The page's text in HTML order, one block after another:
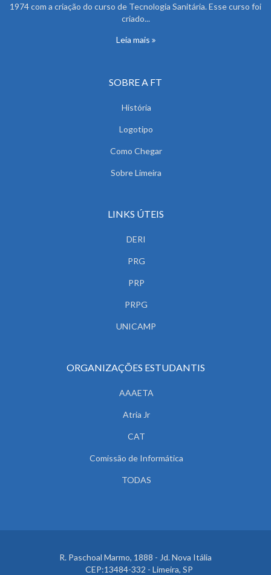
1974 com a criação do curso de Tecnologia Sanitária. Esse curso foi
criado...
Leia mais
SOBRE A FT
História
Logotipo
Como Chegar
Sobre Limeira
LINKS ÚTEIS
DERI
PRG
PRP
PRPG
UNICAMP
ORGANIZAÇÕES ESTUDANTIS
AAAETA
Atria Jr
CAT
Comissão de Informática
TODAS
R. Paschoal Marmo, 1888 - Jd. Nova Itália
CEP:13484-332 - Limeira, SP